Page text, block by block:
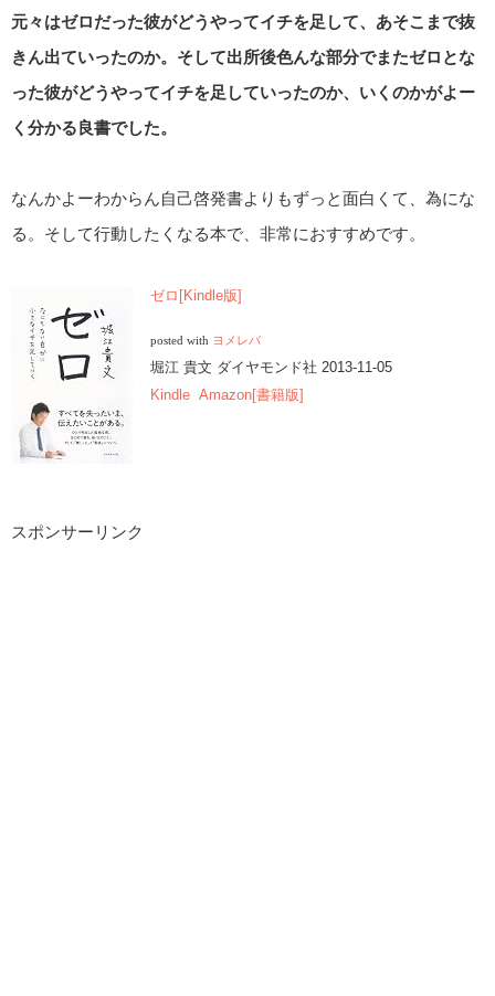
元々はゼロだった彼がどうやってイチを足して、あそこまで抜
きん出ていったのか。そして出所後色んな部分でまたゼロとな
った彼がどうやってイチを足していったのか、いくのかがよー
く分かる良書でした。
なんかよーわからん自己啓発書よりもずっと面白くて、為にな
る。そして行動したくなる本で、非常におすすめです。
ゼロ[Kindle版]
posted with ヨメレバ
堀江 貴文 ダイヤモンド社 2013-11-05
Kindle Amazon[書籍版]
スポンサーリンク